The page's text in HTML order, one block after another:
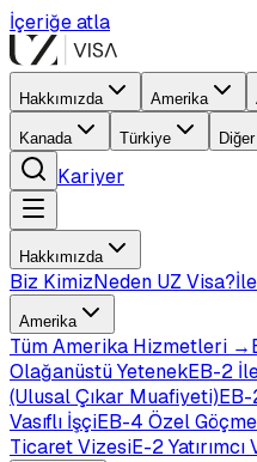
İçeriğe atla
Hakkımızda Amerika
Kanada Türkiye Diğer
Kariyer
Hakkımızda
Biz KimizNeden UZ Visa?
Amerika
TümAmerika Hizmetleri →
Olağanüstü YetenekEB-2
(Ulusal Çıkar Muafiyeti)EB-
Vasıflı İşçiEB-4 Özel
Ticaret VizesiE-2 Yatırımcı